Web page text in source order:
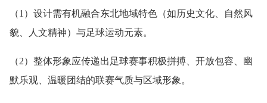
（1）设计需有机融合东北地域特色（如历史文化、自然风
貌、人文精神）与足球运动元素。
（2）整体形象应传递出足球赛事积极拼搏、开放包容、幽
默乐观、温暖团结的联赛气质与区域形象。